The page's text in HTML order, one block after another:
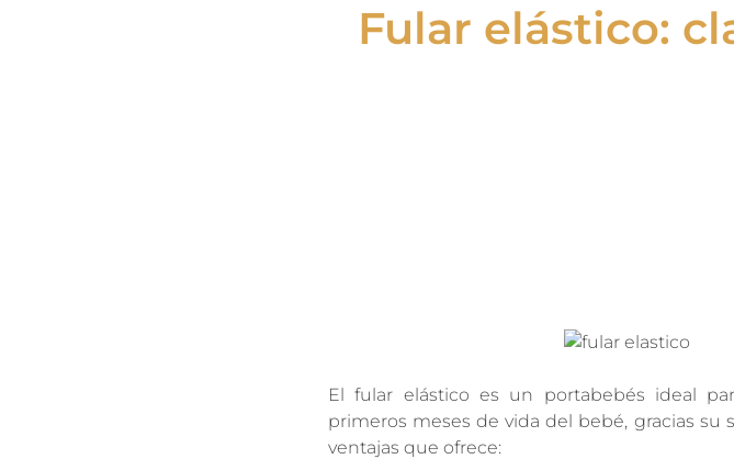
Fular elástico:
El fular elástico es un portabebés ideal
primeros meses de vida del bebé, gracias su
ventajas que ofrece: